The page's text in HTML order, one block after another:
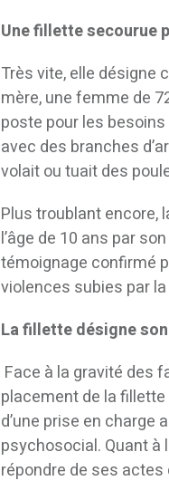
Une fillette secourue
Très vite, elle désigne
mère, une femme de
poste pour les
avec des branches
volait ou tuait des
Plus troublant encore,
l’âge de 10 ans par
témoignage confirmé
violences subies par
La fillette désigne
Face à la gravité des
placement de la fillette
d’une prise en
psychosocial. Quant à
répondre de ses